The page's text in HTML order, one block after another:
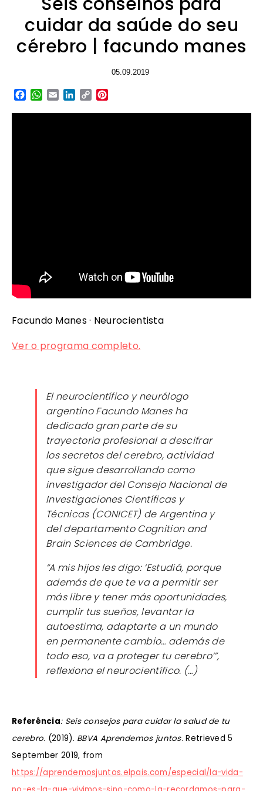
cuidar da saúde do seu
cérebro | facundo manes
05.09.2019
Facebook
WhatsApp
EmailLinkedIn
Copy
Facundo Manes· Neurocientista
Ver o programa completo.
El neurocientífico y neurólogo
argentino Facundo Manes ha
dedicado gran parte de su
trayectoria profesional a descifrar
los secretos del cerebro, actividad
que sigue desarrollando como
investigador del Consejo Nacional de
Investigaciones Científicas y
Técnicas (CONICET) de Argentina y
del departamento Cognition and
Brain Sciences de Cambridge.
“A mis hijos les digo: ‘Estudiá, porque
además de que te va a permitir ser
más libre y tener más oportunidades,
cumplir tus sueños, levantar la
autoestima, adaptarte a un mundo
en permanente cambio… además de
todo eso, va a proteger tu cerebro’”,
reflexiona el neurocientífico. (…)
Referência: Seis consejos para cuidar la salud de tu
cerebro. (2019). BBVA Aprendemos juntos. Retrieved 5
September 2019, from
https://aprendemosjuntos.elpais.com/especial/la-vida-